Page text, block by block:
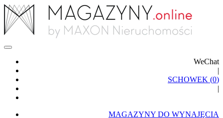
WeChat
|
SCHOWEK (0)
|
MAGAZYNY DO WYNAJĘCIA